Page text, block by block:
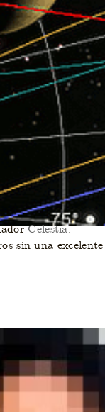
Celestia.
sin una